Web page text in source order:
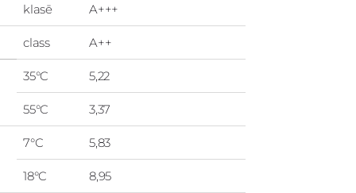
klasē A+++
class A++
35°C 5,22
55°C 3,37
7°C 5,83
18°C 8,95